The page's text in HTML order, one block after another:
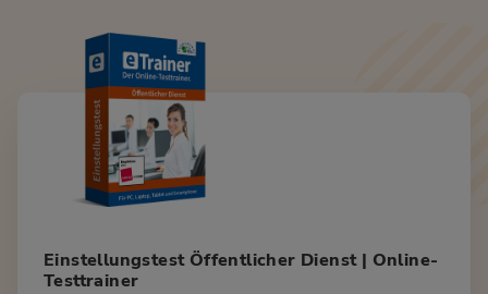
Einstellungstest Öffentlicher Dienst | Online-
Testtrainer